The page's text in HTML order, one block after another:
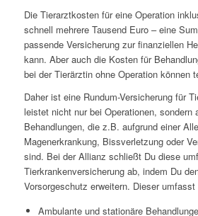
Die Tierarztkosten für eine Operation
schnell mehrere Tausend Euro – eine
passende Versicherung zur finanziellen
kann. Aber auch die Kosten für
bei der Tierärztin ohne Operation können
Daher ist eine Rundum-Versicherung für
leistet nicht nur bei Operationen, sondern
Behandlungen, die z.B. aufgrund einer
Magenerkrankung, Bissverletzung oder
sind. Bei der Allianz schließt Du diese
Tierkrankenversicherung ab, indem Du
Vorsorgeschutz erweitern. Dieser
Ambulante und stationäre